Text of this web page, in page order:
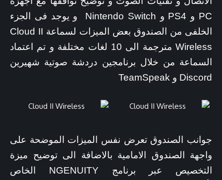
PC و PS4 و Nintendo Switch و يوجد فى الجزء
الخلفى من الصندوق بعض الميزات لسماعة Cloud II
Wireless مترجمة الى 10 لغات مختلفة و تم اعتماد
السماعة من خلال برنامجين دردشة صوتية شهيرين
Discord و TeamSpeak
جوانب الصندوق تعرض نفس الميزات الموضحة على
واجهة الصندوق الامامية بالاضافة الى توضيح ميزة
التخصيص عبر برنامج NGENUITY الخاص